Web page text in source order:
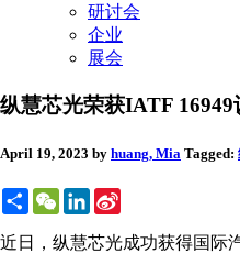
研讨会
企业
展会
纵慧芯光荣获IATF
April 19, 2023 by huang, Mia Tagged:
ShareWeChatLinkedIn
近日，纵慧芯光成功获得国际